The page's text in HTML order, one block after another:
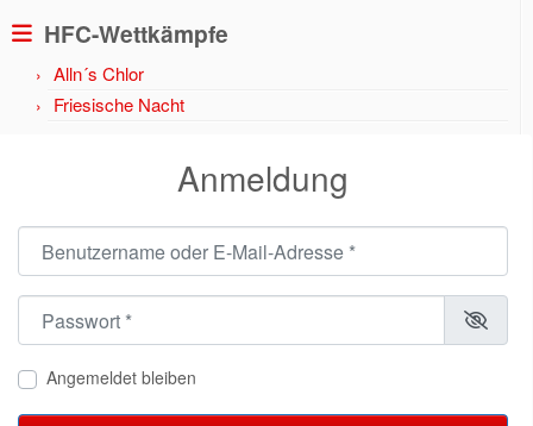
HFC-Wettkämpfe
Alln´s Chlor
Friesische Nacht
Anmeldung
Angemeldet bleiben